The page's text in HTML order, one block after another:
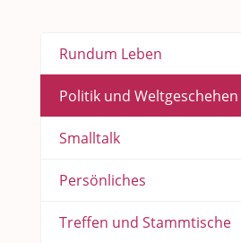
Rundum Leben
Politik und Weltgeschehen
Smalltalk
Persönliches
Treffen und Stammtische